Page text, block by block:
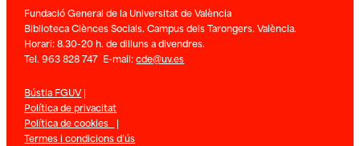
Fundació General de la Universitat de València
Biblioteca Ciènces Socials. Campus dels Tarongers. València.
Horari: 8.30-20 h. de dilluns a divendres.
Tel. 963 828 747 E-mail:cde@uv.es
Bústia FGUV|
Política de privacitat
Política de cookies |
Termes i condicions d’ús